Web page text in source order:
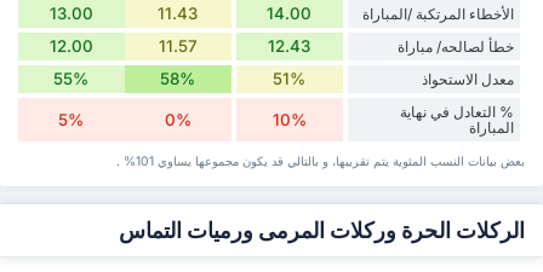
الأخطاء المرتكبة /المباراة
14.00
11.43
13.00
خطأ لصالحه/ مباراة 12.43
11.57
12.00
معدل الاستحواذ 51%
58%
55%
% التعادل في نهاية
المباراة
10%
0%
5%
بعض بيانات ‏النسب المئوية يتم تقريبها، و بالتالي قد ‏يكون مجموعها يساوي 101% .
الركلات الحرة وركلات المرمى ورميات التماس